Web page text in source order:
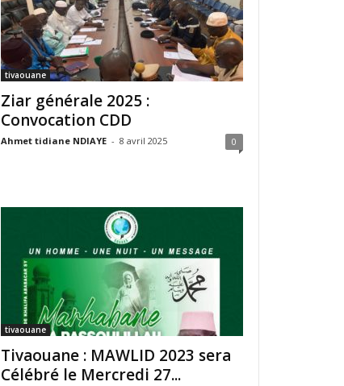
tivaouane
Ziar générale 2025 :
Convocation CDD
Ahmet tidiane NDIAYE - 8 avril 2025 0
tivaouane
Tivaouane : MAWLID 2023 sera
Célébré le Mercredi 27...